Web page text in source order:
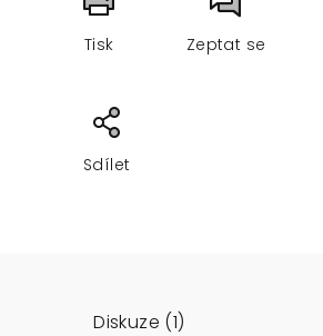
Tisk Zeptat se
Sdílet
Diskuze (1)